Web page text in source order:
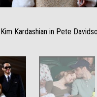
Kim Kardashian in Pete